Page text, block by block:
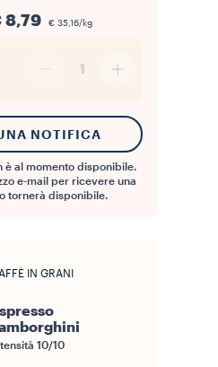
8,79 € 35,16/kg
1
NOTIFICA
è al momento disponibile.
e-mail per ricevere una
tornerà disponibile.
IN GRANI
10/10